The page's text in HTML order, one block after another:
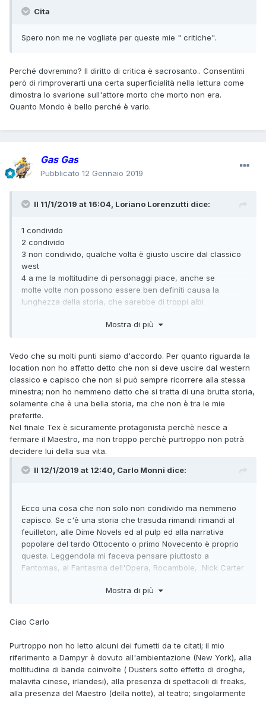
Cita
Spero non me ne vogliate per queste mie " critiche".
Perché dovremmo? Il diritto di critica è sacrosanto.. Consentimi
però di rimproverarti una certa superficialità nella lettura come
dimostra lo svarione sull'attore morto che morto non era.
Quanto Mondo è bello perché è vario.
Gas Gas
Pubblicato 12 Gennaio 2019
Il 11/1/2019 at 16:04, Loriano Lorenzutti dice:
1 condivido
2 condivido
3 non condivido, qualche volta è giusto uscire dal classico
west
4 a me la moltitudine di personaggi piace, anche se
molte volte non possono essere ben definiti causa la
lunghezza della storia, che sarebbe di troppi albi
6 fa parte della storia, poi può piacere o meno.
9 come ho già detto Tex, anche con questo finale, rimane
un protagonista assoluto
10 su questo non mi esprimo
11 anche a me, che sono un fan di Dotti, certi volti di Tex
non mi hanno del tutto convinto, e per questo ho dato 8.5 ai
suoi disegni, che per il resto sono da 9 pieno e forse piu
Mostra di più
Vedo che su molti punti siamo d'accordo. Per quanto riguarda la
location non ho affatto detto che non si deve uscire dal western
classico e capisco che non si può sempre ricorrere alla stessa
minestra; non ho nemmeno detto che si tratta di una brutta storia,
solamente che è una bella storia, ma che non è tra le mie
preferite.
Nel finale Tex è sicuramente protagonista perchè riesce a
fermare il Maestro, ma non troppo perchè purtroppo non potrà
decidere lui della sua vita.
Il 12/1/2019 at 12:40, Carlo Monni dice:
Ecco una cosa che non solo non condivido ma nemmeno
capisco. Se c'è una storia che trasuda rimandi rimandi al
feuilleton, alle Dime Novels ed al pulp ed alla narrativa
popolare del tardo Ottocento o primo Novecento è proprio
questa. Leggendola mi faceva pensare piuttosto a
Fantomas, al Fantasma dell'Opera, Rocambole, Nick Carter
no, neanche da lontano.
Consentimi però di rimproverarti una certa superficialità
nella lettura come dimostra lo svarione sull'attore morto che
morto non era.
Quanto Mondo è bello perché è vario.
Mostra di più
Ciao Carlo
Purtroppo non ho letto alcuni dei fumetti da te citati; il mio
riferimento a Dampyr è dovuto all'ambientazione (New York), alla
moltitudine di bande coinvolte ( Dusters sotto effetto di droghe,
malavita cinese, irlandesi), alla presenza di spettacoli di freaks,
alla presenza del Maestro (della notte), al teatro; singolarmente